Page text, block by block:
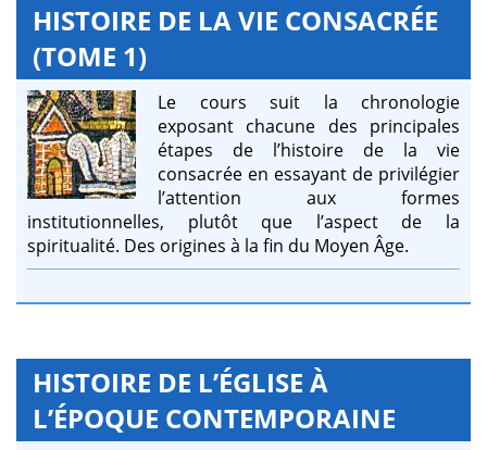
HISTOIRE DE LA VIE CONSACRÉE
(TOME 1)
Le cours suit la chronologie
exposant chacune des principales
étapes de l’histoire de la vie
consacrée en essayant de privilégier
l’attention aux formes
institutionnelles, plutôt que l’aspect de la
spiritualité. Des origines à la fin du Moyen Âge.
HISTOIRE DE L’ÉGLISE À
L’ÉPOQUE CONTEMPORAINE